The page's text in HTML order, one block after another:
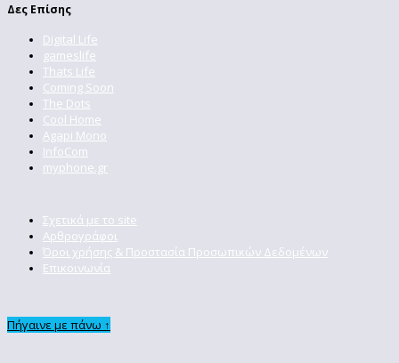
Δες Επίσης
Digital Life
gameslife
Thats Life
Coming Soon
The Dots
Cool Home
Agapi Mono
InfoCom
myphone.gr
Σχετικά με το site
Αρθρογράφοι
Όροι χρήσης & Προστασία Προσωπικών Δεδομένων
Επικοινωνία
Πήγαινε με πάνω ↑